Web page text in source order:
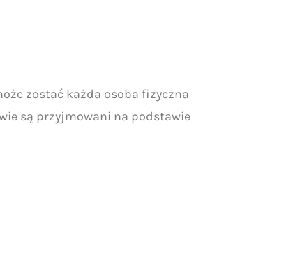
zostać każda osoba fizyczna
są przyjmowani na podstawie